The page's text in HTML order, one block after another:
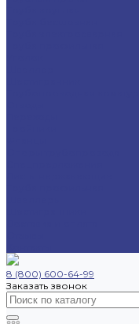
8 (800) 600-64-99
Заказать звонок